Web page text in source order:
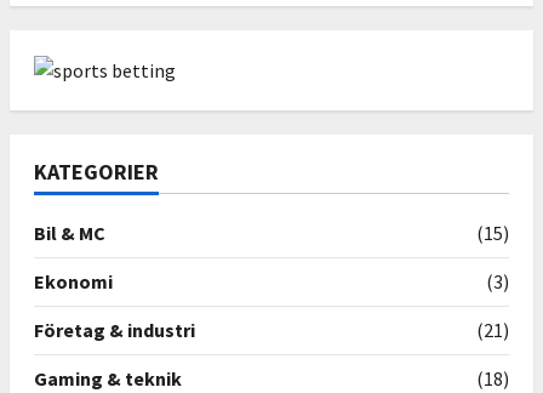
KATEGORIER
Bil & MC
(15)
Ekonomi
(3)
Företag & industri
(21)
Gaming & teknik
(18)